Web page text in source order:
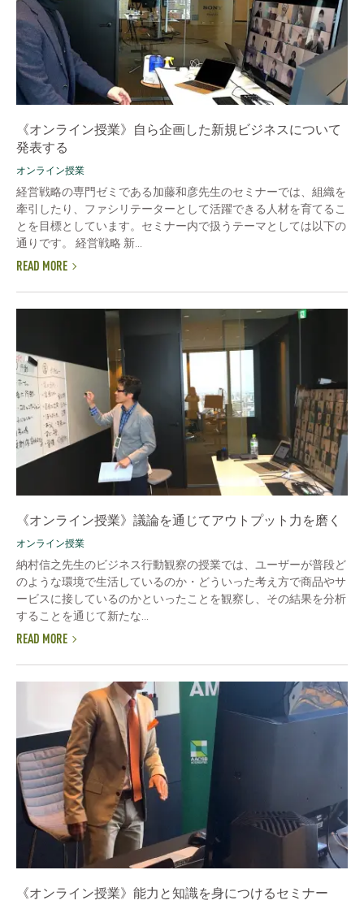
《オンライン授業》自ら企画した新規ビジネスについて
発表する
オンライン授業
経営戦略の専門ゼミである加藤和彦先生のセミナーでは、組織を
牽引したり、ファシリテーターとして活躍できる人材を育てるこ
とを目標としています。セミナー内で扱うテーマとしては以下の
通りです。 経営戦略 新...
READ MORE
《オンライン授業》議論を通じてアウトプット力を磨く
オンライン授業
納村信之先生のビジネス行動観察の授業では、ユーザーが普段ど
のような環境で生活しているのか・どういった考え方で商品やサ
ービスに接しているのかといったことを観察し、その結果を分析
することを通じて新たな...
READ MORE
《オンライン授業》能力と知識を身につけるセミナー